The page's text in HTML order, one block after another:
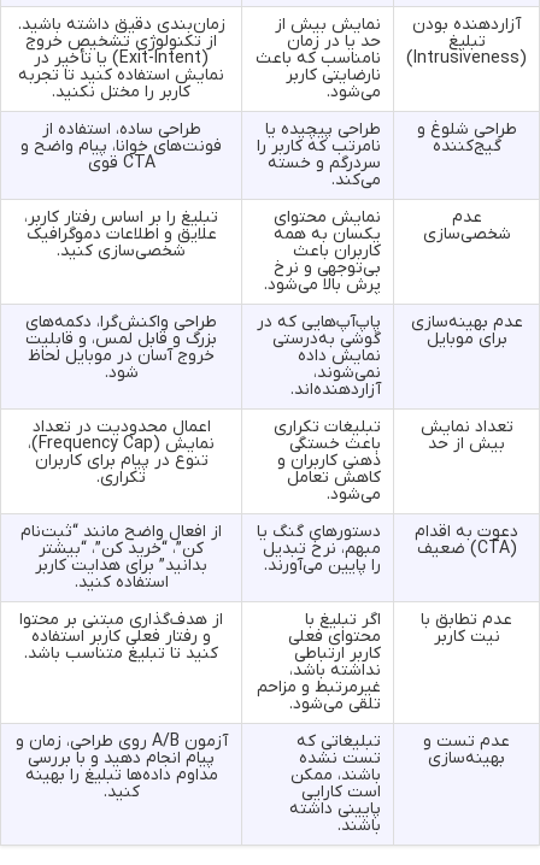
آزاردهنده بودن
تبلیغ
(Intrusiveness)
نمایش بیش از
حد یا در زمان
نامناسب که باعث
نارضایتی کاربر
می‌شود.
زمان‌بندی دقیق داشته باشید.
از تکنولوژی تشخیص خروج
(Exit-Intent) یا تأخیر در
نمایش استفاده کنید تا تجربه
کاربر را مختل نکنید.
طراحی شلوغ و
گیج‌کننده
طراحی پیچیده یا
نامرتب که کاربر را
سردرگم و خسته
می‌کند.
طراحی ساده، استفاده از
فونت‌های خوانا، پیام واضح و
CTA قوی
عدم
شخصی‌سازی
نمایش محتوای
یکسان به همه
کاربران باعث
بی‌توجهی و نرخ
پرش بالا می‌شود.
تبلیغ را بر اساس رفتار کاربر،
علایق و اطلاعات دموگرافیک
شخصی‌سازی کنید.
عدم بهینه‌سازی
برای موبایل
پاپ‌آپ‌هایی که در
گوشی به‌درستی
نمایش داده
نمی‌شوند،
آزاردهنده‌اند.
طراحی واکنش‌گرا، دکمه‌های
بزرگ و قابل لمس، و قابلیت
خروج آسان در موبایل لحاظ
شود.
تعداد نمایش
بیش از حد
تبلیغات تکراری
باعث خستگی
ذهنی کاربران و
کاهش تعامل
می‌شود.
اعمال محدودیت در تعداد
نمایش (Frequency Cap)،
تنوع در پیام برای کاربران
تکراری.
دعوت به اقدام
(CTA) ضعیف
دستورهای گنگ یا
مبهم، نرخ تبدیل
را پایین می‌آورند.
از افعال واضح مانند “ثبت‌نام
کن”، “خرید کن”، “بیشتر
بدانید” برای هدایت کاربر
استفاده کنید.
عدم تطابق با
نیت کاربر
اگر تبلیغ با
محتوای فعلی
کاربر ارتباطی
نداشته باشد،
غیرمرتبط و مزاحم
تلقی می‌شود.
از هدف‌گذاری مبتنی بر محتوا
و رفتار فعلی کاربر استفاده
کنید تا تبلیغ متناسب باشد.
عدم تست و
بهینه‌سازی
تبلیغاتی که
تست نشده
باشند، ممکن
است کارایی
پایینی داشته
باشند.
آزمون A/B روی طراحی، زمان و
پیام انجام دهید و با بررسی
مداوم داده‌ها تبلیغ را بهینه
کنید.